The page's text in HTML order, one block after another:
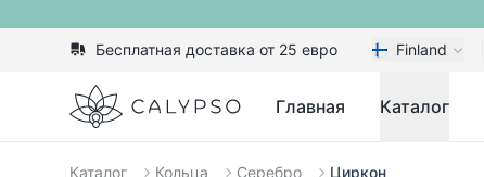
Бесплатная доставка от 25 евро Finland
Calypso Главная Каталог
Каталог Кольца Серебро Циркон